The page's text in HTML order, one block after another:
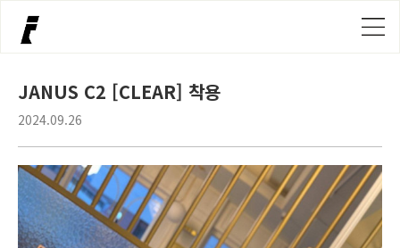
JANUS C2 [CLEAR] 착용
2024.09.26